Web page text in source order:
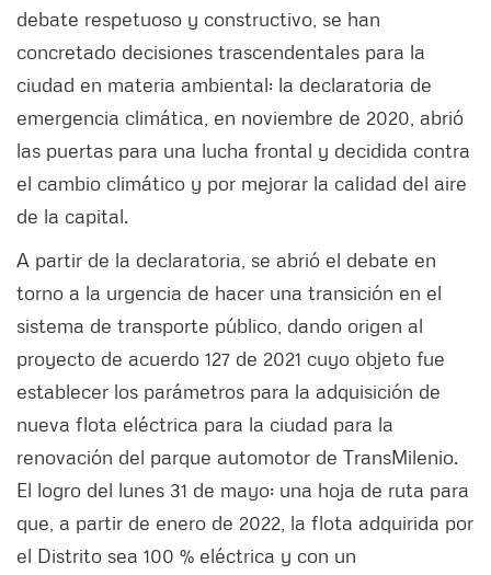
debate respetuoso y constructivo, se han
concretado decisiones trascendentales para la
ciudad en materia ambiental: la declaratoria de
emergencia climática, en noviembre de 2020, abrió
las puertas para una lucha frontal y decidida contra
el cambio climático y por mejorar la calidad del aire
de la capital.
A partir de la declaratoria, se abrió el debate en
torno a la urgencia de hacer una transición en el
sistema de transporte público, dando origen al
proyecto de acuerdo 127 de 2021 cuyo objeto fue
establecer los parámetros para la adquisición de
nueva flota eléctrica para la ciudad para la
renovación del parque automotor de TransMilenio.
El logro del lunes 31 de mayo: una hoja de ruta para
que, a partir de enero de 2022, la flota adquirida por
el Distrito sea 100 % eléctrica y con un